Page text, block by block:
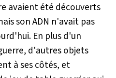
avaient été découverts
son ADN n'avait pas
En plus d'un
d'autres objets
à ses côtés, et